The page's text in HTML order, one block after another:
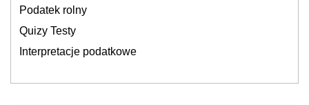
Podatek rolny
Quizy Testy
Interpretacje podatkowe